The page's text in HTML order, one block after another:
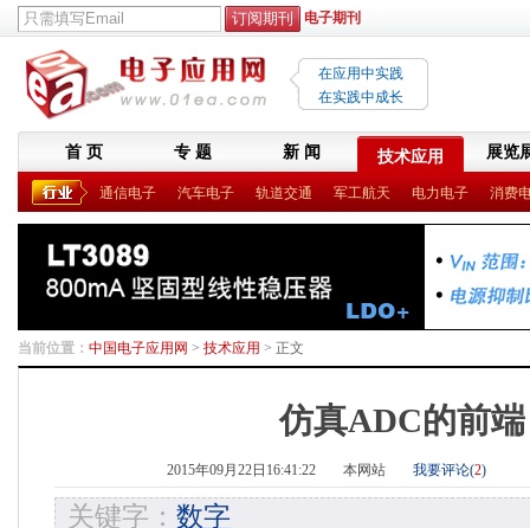
电子期刊
在应用中实践
在实践中成长
首 页 专 题 新 闻 技术应用 展览
通信电子 汽车电子 轨道交通 军工航天 电力电子 消费
当前位置： 中国电子应用网 > 技术应用 > 正文
仿真ADC的前端
2015年09月22日16:41:22 本网站 我要评论(2)
关键字： 数字